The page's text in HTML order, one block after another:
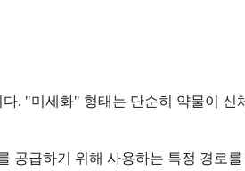
. "미세화" 형태는 단순히 약물이
급하기 위해 사용하는 특정 경로